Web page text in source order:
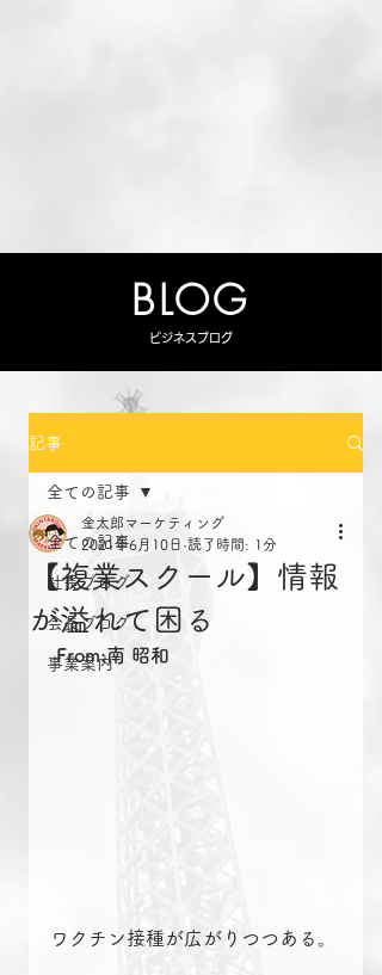
BLOG
ビジネスブログ
記事
全ての記事
社長ブログ
会長ブログ
事業案内
全ての記事
【複業スクール】情報
が溢れて困る
金太郎マーケティング
2021年6月10日 読了時間: 1分
From:南 昭和
ワクチン接種が広がりつつある。